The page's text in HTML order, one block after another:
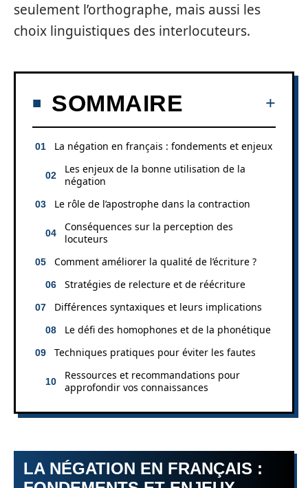
seulement l’orthographe, mais aussi les
choix linguistiques des interlocuteurs.
SOMMAIRE
La négation en français : fondements et enjeux
Les enjeux de la bonne utilisation de la
négation
Le rôle de l’apostrophe dans la contraction
Conséquences sur la perception des
locuteurs
Comment améliorer la qualité de l’écriture ?
Stratégies de relecture et de réécriture
Différences syntaxiques et leurs implications
Le défi des homophones et de la phonétique
Techniques pratiques pour éviter les fautes
Ressources et recommandations pour
approfondir vos connaissances
LA NÉGATION EN FRANÇAIS :